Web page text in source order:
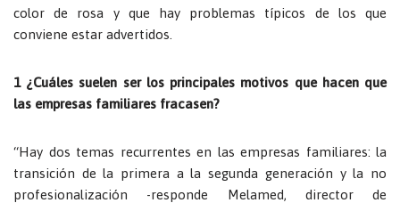
color de rosa y que hay problemas típicos de los que
conviene estar advertidos.
1 ¿Cuáles suelen ser los principales motivos que hacen que
las empresas familiares fracasen?
“Hay dos temas recurrentes en las empresas familiares: la
transición de la primera a la segunda generación y la no
profesionalización -responde Melamed, director de